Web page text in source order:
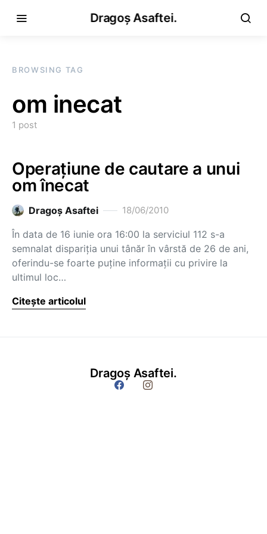
Dragoș Asaftei.
BROWSING TAG
om inecat
1 post
Operaţiune de cautare a unui
om înecat
Dragoş Asaftei 18/06/2010
În data de 16 iunie ora 16:00 la serviciul 112 s-a
semnalat dispariţia unui tânăr în vârstă de 26 de ani,
oferindu-se foarte puţine informaţii cu privire la
ultimul loc…
Citește articolul
Dragoș Asaftei.